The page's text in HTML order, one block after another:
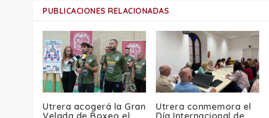
PUBLICACIONES RELACIONADAS
Utrera acogerá la Gran
Utrera conmemora el